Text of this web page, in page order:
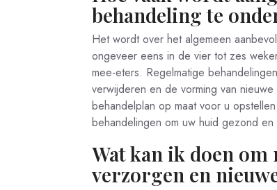
behandeling te
Het wordt over het algemeen
ongeveer eens in de vier tot zes
mee-eters. Regelmatige
verwijderen en de vorming van
behandelplan op maat voor u
behandelingen om uw huid gezond
Wat kan ik doen
verzorgen en